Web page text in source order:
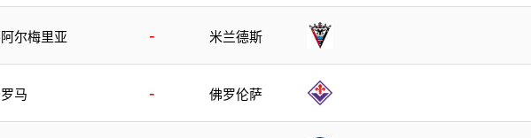
阿尔梅里亚 - 米兰德斯
罗马 - 佛罗伦萨